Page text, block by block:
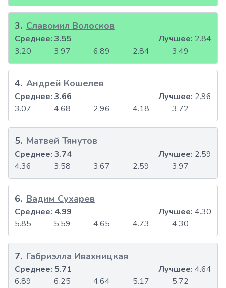
3. Славомил Волосков
3.20 3.97 6.89 2.84 3.49
Среднее: 3.55 Лучшее: 2.84
4. Андрей Кошелев
3.07 4.68 2.96 4.18 3.72
Среднее: 3.66 Лучшее: 2.96
5. Матвей Тянутов
4.36 3.58 3.67 2.59 3.97
Среднее: 3.74 Лучшее: 2.59
6. Вадим Сухарев
5.85 5.59 4.65 4.73 4.30
Среднее: 4.99 Лучшее: 4.30
7. Габриэлла Ивахницкая
6.89 6.25 4.64 5.17 5.72
Среднее: 5.71 Лучшее: 4.64